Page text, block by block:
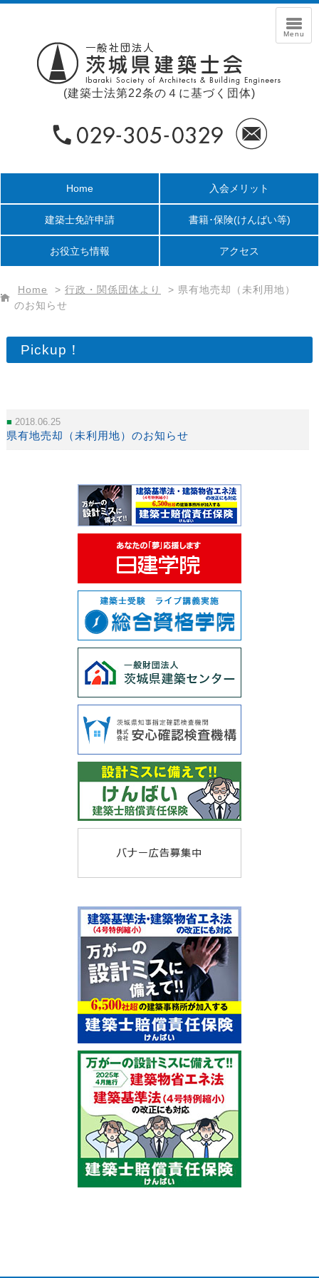
(建築士法第22条の４に基づく団体)
Home 入会メリット
建築士免許申請 書籍･保険(けんばい等)
お役立ち情報 アクセス
Home > 行政・関係団体より > 県有地売却（未利用地）
のお知らせ
Pickup！
2018.06.25
県有地売却（未利用地）のお知らせ